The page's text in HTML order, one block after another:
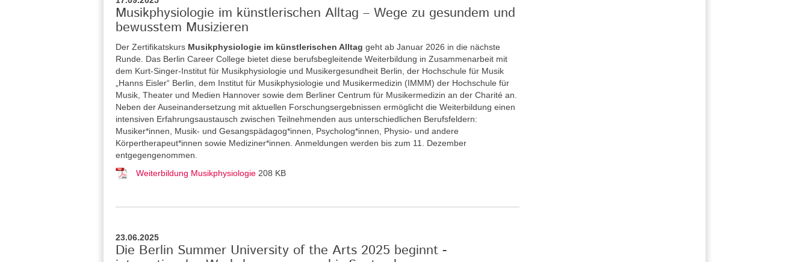
Musikphysiologie im künstlerischen Alltag – Wege zu gesundem und
bewusstem Musizieren
Der Zertifikatskurs Musikphysiologie im künstlerischen Alltag geht ab Januar 2026 in die nächste
Runde. Das Berlin Career College bietet diese berufsbegleitende Weiterbildung in Zusammenarbeit mit
dem Kurt-Singer-Institut für Musikphysiologie und Musikergesundheit Berlin, der Hochschule für Musik
„Hanns Eisler“ Berlin, dem Institut für Musikphysiologie und Musikermedizin (IMMM) der Hochschule für
Musik, Theater und Medien Hannover sowie dem Berliner Centrum für Musikermedizin an der Charité an.
Neben der Auseinandersetzung mit aktuellen Forschungsergebnissen ermöglicht die Weiterbildung einen
intensiven Erfahrungsaustausch zwischen Teilnehmenden aus unterschiedlichen Berufsfeldern:
Musiker*innen, Musik- und Gesangspädagog*innen, Psycholog*innen, Physio- und andere
Körpertherapeut*innen sowie Mediziner*innen. Anmeldungen werden bis zum 11. Dezember
entgegengenommen.
Weiterbildung Musikphysiologie 208 KB
23.06.2025
Die Berlin Summer University of the Arts 2025 beginnt -